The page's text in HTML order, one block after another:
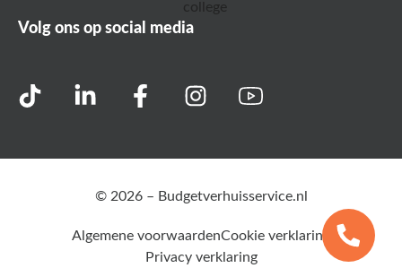
Volg ons op social media
© 2026 – Budgetverhuisservice.nl
Algemene voorwaardenCookie verklaring
Privacy verklaring